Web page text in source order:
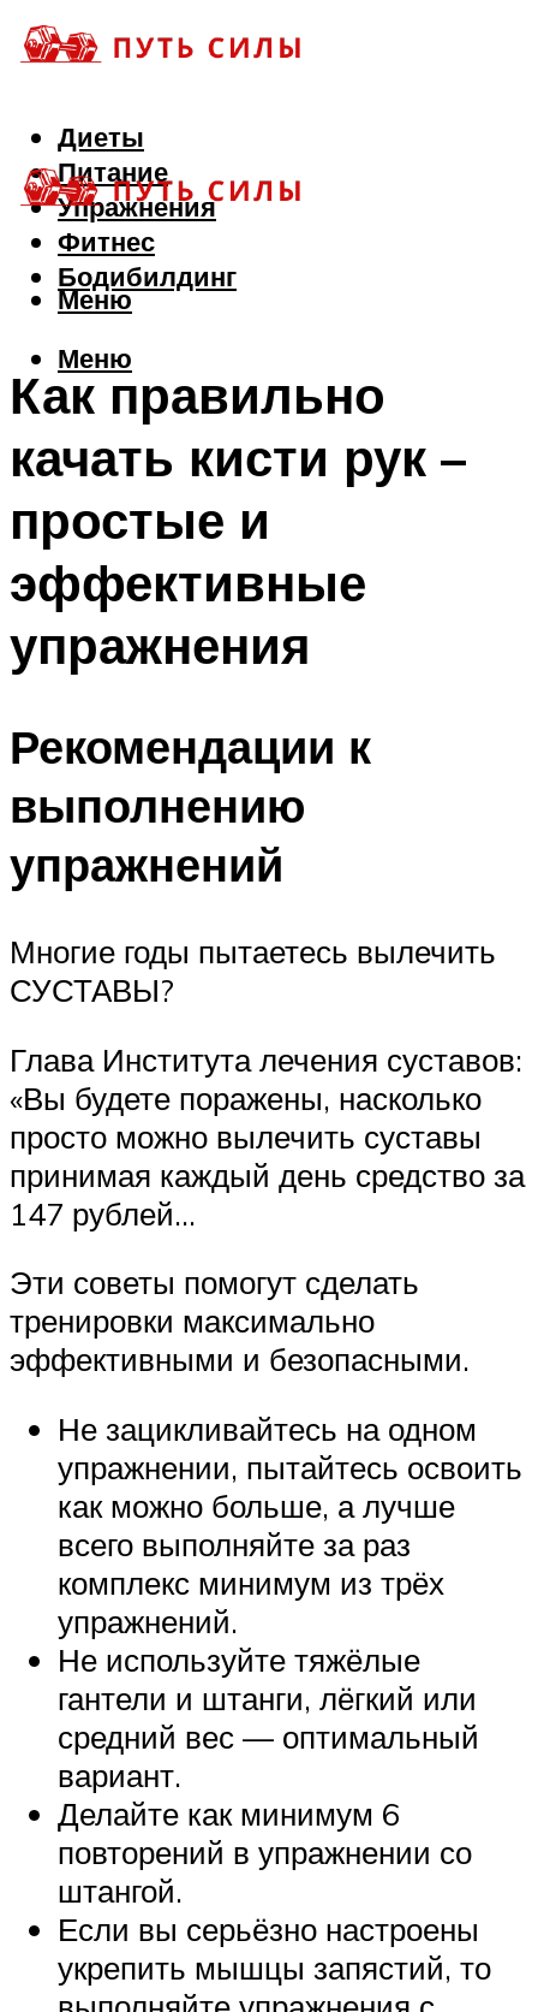
Диеты
Питание
Упражнения
Фитнес
Бодибилдинг
Меню
Меню
Как правильно
качать кисти рук –
простые и
эффективные
упражнения
Рекомендации к
выполнению
упражнений
Многие годы пытаетесь вылечить
СУСТАВЫ?
Глава Института лечения суставов:
«Вы будете поражены, насколько
просто можно вылечить суставы
принимая каждый день средство за
147 рублей…
Эти советы помогут сделать
тренировки максимально
эффективными и безопасными.
Не зацикливайтесь на одном
упражнении, пытайтесь освоить
как можно больше, а лучше
всего выполняйте за раз
комплекс минимум из трёх
упражнений.
Не используйте тяжёлые
гантели и штанги, лёгкий или
средний вес — оптимальный
вариант.
Делайте как минимум 6
повторений в упражнении со
штангой.
Если вы серьёзно настроены
укрепить мышцы запястий, то